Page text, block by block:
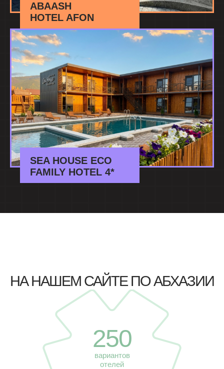
ABAASH
HOTEL AFON
SEA HOUSE ECO
FAMILY HOTEL 4*
НА НАШЕМ САЙТЕ ПО АБХАЗИИ
250
вариантов
отелей